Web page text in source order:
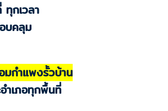
กเวลา
บคลุม
มกำแพงรั้วบ้าน
ำเภอทุกพื้นที่